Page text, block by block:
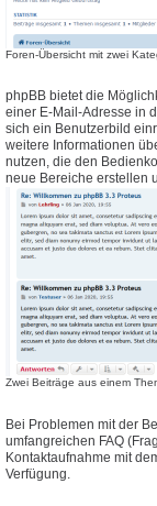
Foren-Übersicht mit zwei
phpBB bietet die
einer E-Mail-Adresse in
sich ein Benutzerbild
weitere Informationen
nutzen, die den
neue Bereiche erstellen
Zwei Beiträge aus einem
Bei Problemen mit der
umfangreichen FAQ
Kontaktaufnahme mit
Verfügung.